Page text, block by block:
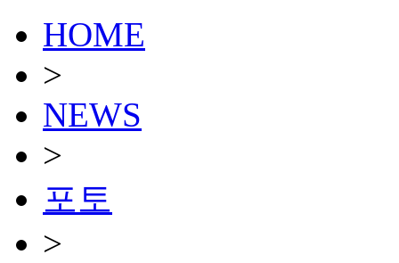
HOME
>
NEWS
>
포토
>